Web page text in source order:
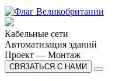
Кабельные сети
Автоматизация зданий
Проект — Монтаж
СВЯЗАТЬСЯ С НАМИ